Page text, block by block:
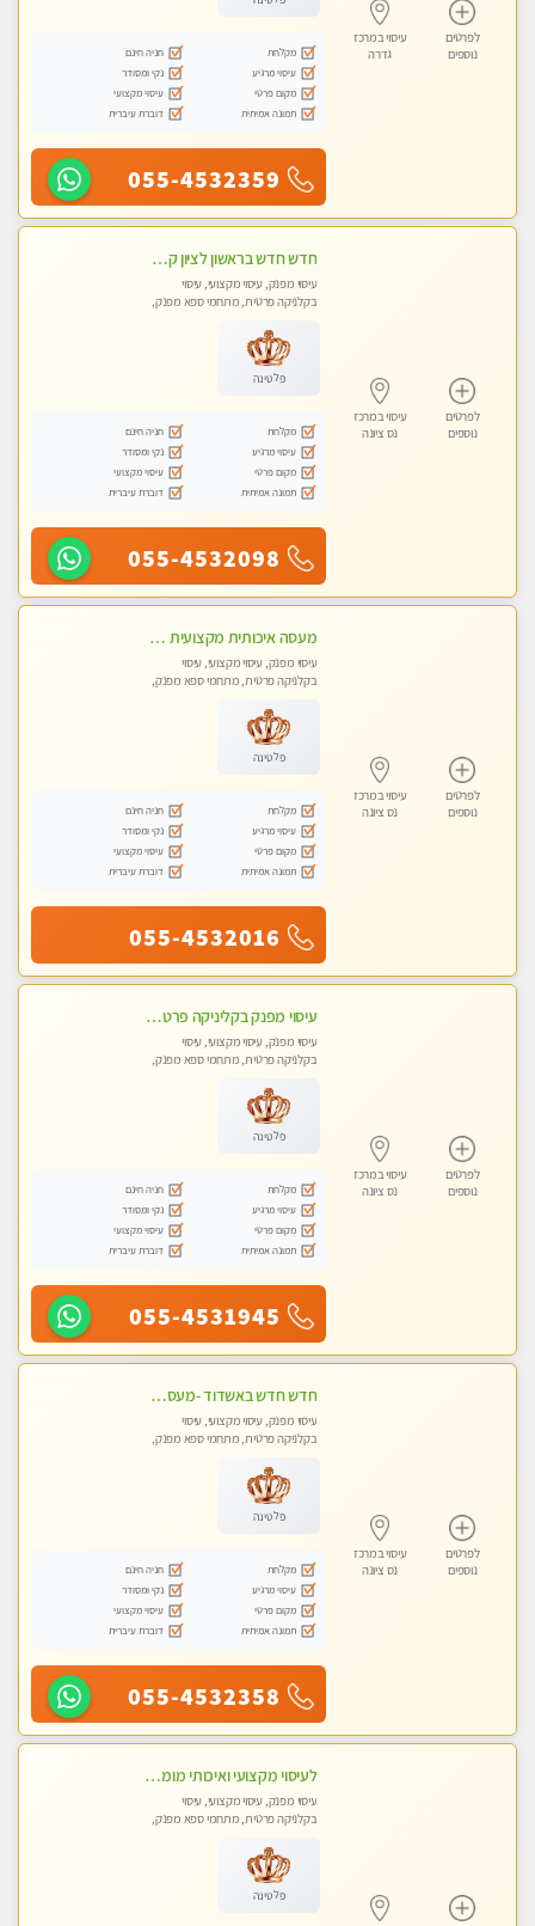
לפרטים
נוספים
עיסוי במרכז
גדרה
מקלחת
חניה חינם
עיסוי מרגיע
נקי ומסודר
מקום פרטי
עיסוי מקצועי
תמונה אמיתית
דוברת עיברית
055-4532359
לפרטים
נוספים
עיסוי במרכז
נס ציונה
חדש חדש בראשון לציון קליניקה פרטית לבריאות הגוף לעיסוי מקצועי ומפנק -שעות עבודה -10:00-23:00 ​​​​​​ Highly recommended
עיסוי מפנק, עיסוי מקצועי, עיסוי
בקלניקה פרטית, מתחמי ספא מפנק,
פלטינה
מקלחת
חניה חינם
עיסוי מרגיע
נקי ומסודר
מקום פרטי
עיסוי מקצועי
תמונה אמיתית
דוברת עיברית
055-4532098
לפרטים
נוספים
עיסוי במרכז
נס ציונה
מעסה איכותית מקצועית מאוד- חדשה בראשון לציון
עיסוי מפנק, עיסוי מקצועי, עיסוי
בקלניקה פרטית, מתחמי ספא מפנק,
פלטינה
מקלחת
חניה חינם
עיסוי מרגיע
נקי ומסודר
מקום פרטי
עיסוי מקצועי
תמונה אמיתית
דוברת עיברית
055-4532016
לפרטים
נוספים
עיסוי במרכז
נס ציונה
עיסוי מפנק בקליניקה פרטית לרציניים בלבד! מומלץ! פרטית בראשון -לציון
עיסוי מפנק, עיסוי מקצועי, עיסוי
בקלניקה פרטית, מתחמי ספא מפנק,
פלטינה
מקלחת
חניה חינם
עיסוי מרגיע
נקי ומסודר
מקום פרטי
עיסוי מקצועי
תמונה אמיתית
דוברת עיברית
055-4531945
לפרטים
נוספים
עיסוי במרכז
נס ציונה
חדש חדש באשדוד -מעסה מקצועית צעירה ואיכותית- ללא מין !!
עיסוי מפנק, עיסוי מקצועי, עיסוי
בקלניקה פרטית, מתחמי ספא מפנק,
פלטינה
מקלחת
חניה חינם
עיסוי מרגיע
נקי ומסודר
מקום פרטי
עיסוי מקצועי
תמונה אמיתית
דוברת עיברית
055-4532358
לעיסוי מקצועי ואיכותי מומלץ מאוד!! ממתינה לך שתגיע מעסה פרטית-ללא מין !!
עיסוי מפנק, עיסוי מקצועי, עיסוי
בקלניקה פרטית, מתחמי ספא מפנק,
פלטינה